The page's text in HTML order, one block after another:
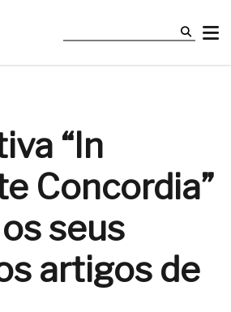
“In
Concordia”
seus
artigos de